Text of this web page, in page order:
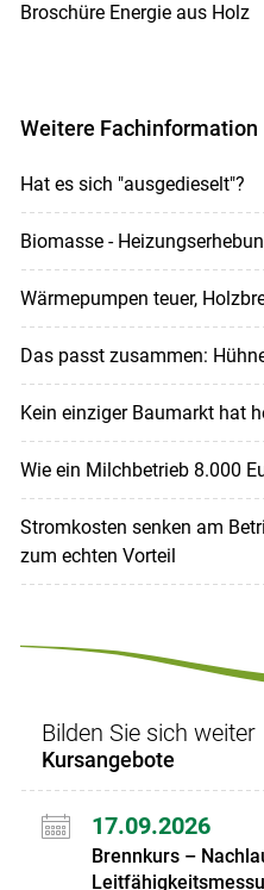
Broschüre Energie aus Holz
Weitere Fachinformation
Hat es sich "ausgedieselt"?
Biomasse -
Wärmepumpen teuer,
Das passt zusammen:
Kein einziger Baumarkt hat
Wie ein Milchbetrieb 8.000
Stromkosten senken am
zum echten Vorteil
Bilden Sie sich weiter
Kursangebote
17.09.2026
Brennkurs –